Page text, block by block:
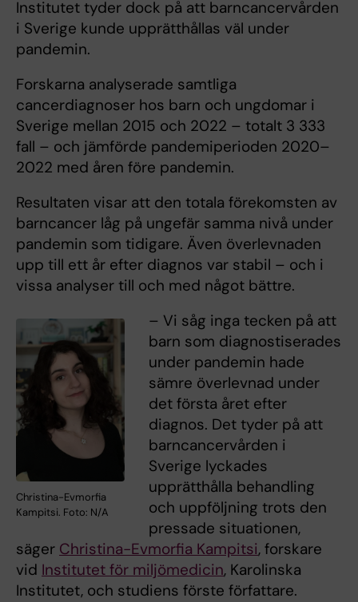
Institutet tyder dock på att barncancervården
i Sverige kunde upprätthållas väl under
pandemin.
Forskarna analyserade samtliga
cancerdiagnoser hos barn och ungdomar i
Sverige mellan 2015 och 2022 – totalt 3 333
fall – och jämförde pandemiperioden 2020–
2022 med åren före pandemin.
Resultaten visar att den totala förekomsten av
barncancer låg på ungefär samma nivå under
pandemin som tidigare. Även överlevnaden
upp till ett år efter diagnos var stabil – och i
vissa analyser till och med något bättre.
Christina-Evmorfia
Kampitsi. Foto: N/A
– Vi såg inga tecken på att
barn som diagnostiserades
under pandemin hade
sämre överlevnad under
det första året efter
diagnos. Det tyder på att
barncancervården i
Sverige lyckades
upprätthålla behandling
och uppföljning trots den
pressade situationen,
säger Christina-Evmorfia Kampitsi, forskare
vid Institutet för miljömedicin, Karolinska
Institutet, och studiens förste författare.